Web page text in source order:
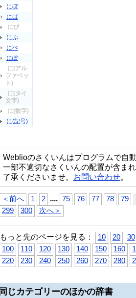
にぼ
にぱ
にぴ
にぷ
にぺ
にぽ
に(アル
ファベッ
ト)
に(タイ
文字)
に(数字)
に(記号)
Weblioのさくいんはプログラムで自
一部不適切なさくいんの配置が含ま
了承くださいませ。 お問い合わせ。
＜前へ 1 2 .... 75 76 77 78 79
299
300 次へ＞
もっと先のページを見る： 10 20
30
100
110 120 130 140 150 160
220
230 240 250 260 270 280
同じカテゴリーのほかの辞書